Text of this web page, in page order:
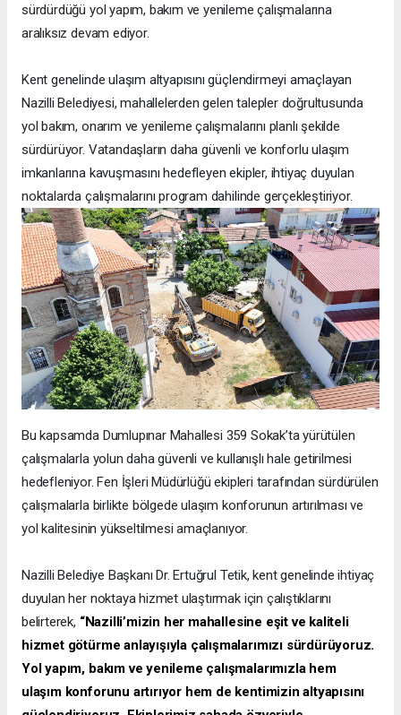
sürdürdüğü yol yapım, bakım ve yenileme çalışmalarına
aralıksız devam ediyor.
Kent genelinde ulaşım altyapısını güçlendirmeyi amaçlayan
Nazilli Belediyesi, mahallelerden gelen talepler doğrultusunda
yol bakım, onarım ve yenileme çalışmalarını planlı şekilde
sürdürüyor. Vatandaşların daha güvenli ve konforlu ulaşım
imkanlarına kavuşmasını hedefleyen ekipler, ihtiyaç duyulan
noktalarda çalışmalarını program dahilinde gerçekleştiriyor.
Bu kapsamda Dumlupınar Mahallesi 359 Sokak’ta yürütülen
çalışmalarla yolun daha güvenli ve kullanışlı hale getirilmesi
hedefleniyor. Fen İşleri Müdürlüğü ekipleri tarafından sürdürülen
çalışmalarla birlikte bölgede ulaşım konforunun artırılması ve
yol kalitesinin yükseltilmesi amaçlanıyor.
Nazilli Belediye Başkanı Dr. Ertuğrul Tetik, kent genelinde ihtiyaç
duyulan her noktaya hizmet ulaştırmak için çalıştıklarını
belirterek, “Nazilli’mizin her mahallesine eşit ve kaliteli
hizmet götürme anlayışıyla çalışmalarımızı sürdürüyoruz.
Yol yapım, bakım ve yenileme çalışmalarımızla hem
ulaşım konforunu artırıyor hem de kentimizin altyapısını